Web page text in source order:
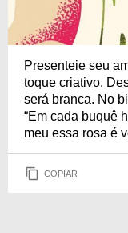
Presenteie seu
toque criativo.
será branca. No
“Em cada buquê
meu essa rosa é
COPIAR